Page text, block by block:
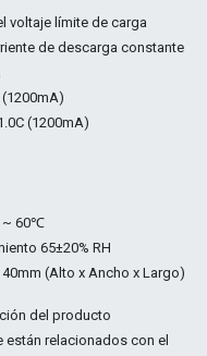
voltaje límite de carga
de descarga constante
(1200mA)
(1200mA)
~ 60℃
65±20% RH
(Alto x Ancho x Largo)
del producto
relacionados con el